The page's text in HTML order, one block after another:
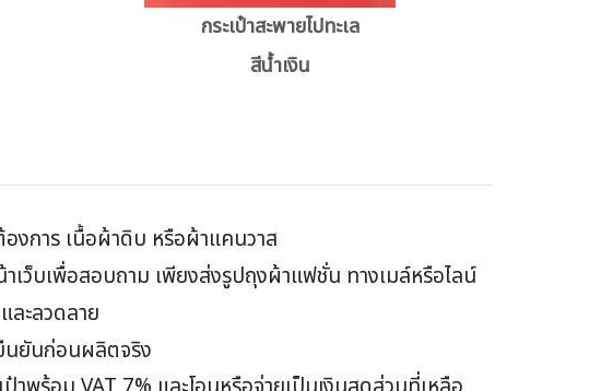
กระเป๋าสะพายไปทะเล
สีน้ำเงิน
งการ เนื้อผ้าดิบ หรือผ้าแคนวาส
เว็บเพื่อสอบถาม เพียงส่งรูปถุงผ้าแฟชั่น ทางเมล์หรือไลน์
ละลวดลาย
นยันก่อนผลิตจริง